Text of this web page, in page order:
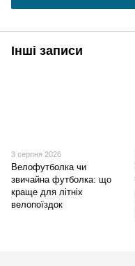
Інші записи
3 серпня 2026
Велофутболка чи
звичайна футболка: що
краще для літніх
велопоїздок